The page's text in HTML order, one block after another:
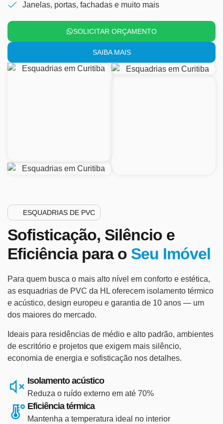
Janelas, portas, fachadas e muito mais
SOLICITAR ORÇAMENTO
SAIBA MAIS
ESQUADRIAS DE PVC
Sofisticação, Silêncio e
Eficiência para o Seu Imóvel
Para quem busca o mais alto nível em conforto e estética,
as esquadrias de PVC da HL oferecem isolamento térmico
e acústico, design europeu e garantia de 10 anos — um
dos maiores do mercado.
Ideais para residências de médio e alto padrão, ambientes
de escritório e projetos que exigem mais silêncio,
economia de energia e sofisticação nos detalhes.
Isolamento acústico
Reduza o ruído externo em até 70%
Eficiência térmica
Mantenha a temperatura ideal no interior